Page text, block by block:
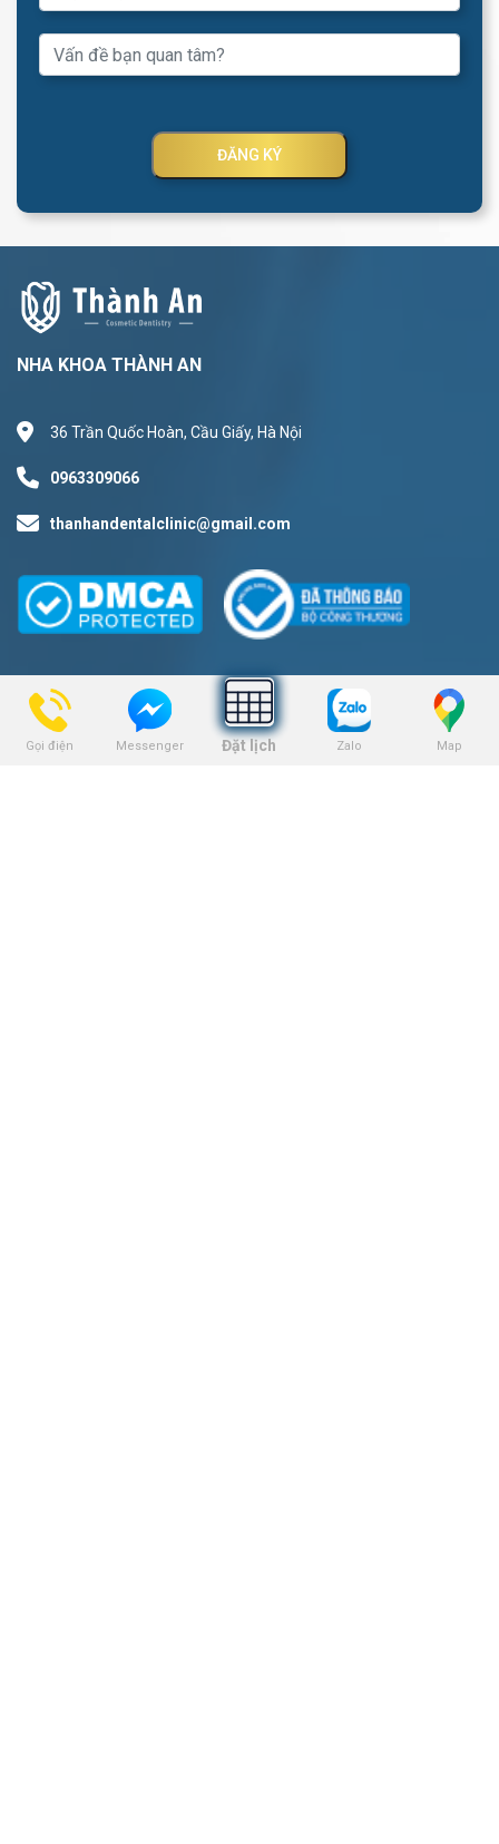
Gọi điện Messenger Đặt lịch Zalo Map
ĐĂNG KÝ
NHA KHOA THÀNH AN
36 Trần Quốc Hoàn, Cầu Giấy, Hà Nội
0963309066
thanhandentalclinic@gmail.com
DỊCH VỤ
Niềng răng